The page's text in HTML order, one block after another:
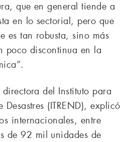
que en general tiende a
en lo sectorial, pero que
es tan robusta, sino más
poco discontinua en la
del Instituto para
(ITREND), explicó
internacionales, entre
de 92 mil unidades de